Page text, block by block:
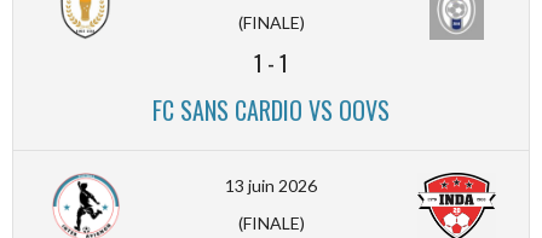
(FINALE)
1 -1
FC SANS CARDIO VS OOVS
13 juin 2026
(FINALE)